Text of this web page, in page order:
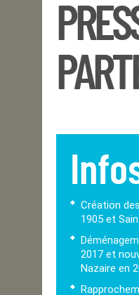
Création
1905 et
2017 et
Nazaire en